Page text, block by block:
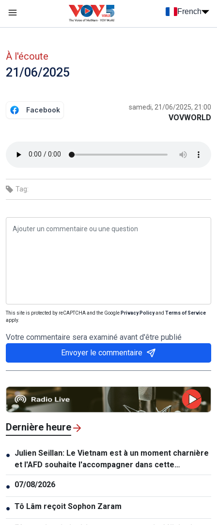
French
À l'écoute
21/06/2025
Facebook samedi, 21/06/2025, 21:00
VOVWORLD
Tag:
This site is protected by reCAPTCHA and the Google Privacy Policyand Terms of Service
apply.
Votre commentaire sera examiné avant d'être publié
Envoyer le commentaire
Dernière heure
● Julien Seillan: Le Vietnam est à un moment charnière
et l'AFD souhaite l'accompagner dans cette
transition
● 07/08/2026
● Tô Lâm reçoit Sophon Zaram